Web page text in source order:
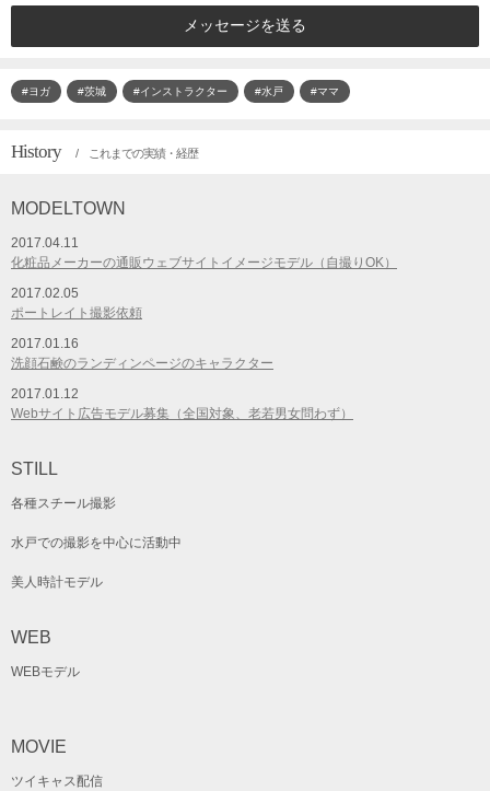
メッセージを送る
#ヨガ #茨城 #インストラクター #水戸 #ママ
History / これまでの実績・経歴
MODELTOWN
2017.04.11
化粧品メーカーの通販ウェブサイトイメージモデル（自撮りOK）
2017.02.05
ポートレイト撮影依頼
2017.01.16
洗顔石鹸のランディンページのキャラクター
2017.01.12
Webサイト広告モデル募集（全国対象、老若男女問わず）
STILL
各種スチール撮影
水戸での撮影を中心に活動中
美人時計モデル
WEB
WEBモデル
MOVIE
ツイキャス配信